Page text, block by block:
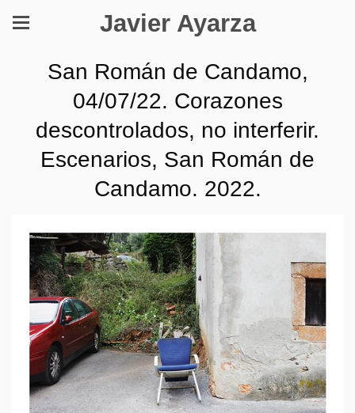
Javier Ayarza
San Román de Candamo,
04/07/22. Corazones
descontrolados, no interferir.
Escenarios, San Román de
Candamo. 2022.